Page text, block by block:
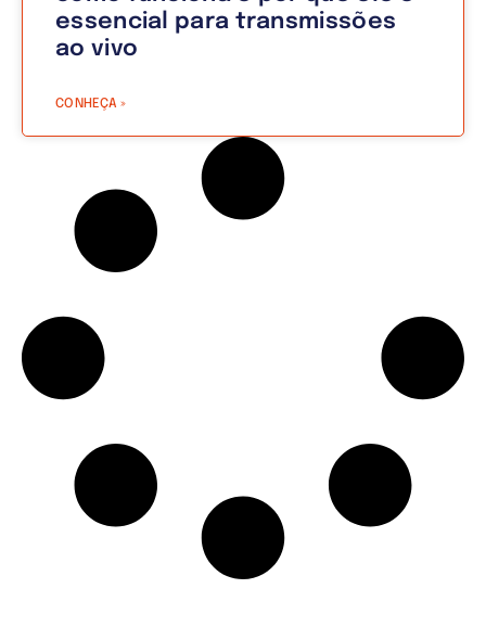
essencial para transmissões
ao vivo
CONHEÇA »